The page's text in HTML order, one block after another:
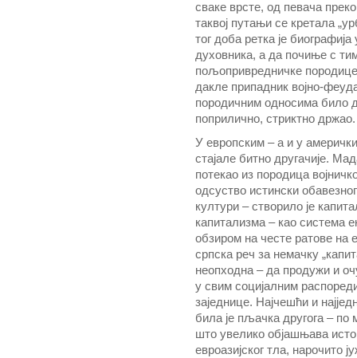
сваке врсте, од певача
таквој путањи се кретала
тог доба ретка је
духовника, а да почиње с
пољопривредничке
дакле припадник војно-
породичним односима било
поприлично, стриктно држао.
У европским – а и у
стајале битно другачије.
потекао из породица
одсуство истински
култури – створило је
капитализма – као система
обзиром на честе ратове на
српска реч за немачку
неопходна – да продужи и
у свим социјалним
заједнице. Најчешћи и
била је пљачка другога – по
што увелико објашњава
евроазијског тла, нарочито